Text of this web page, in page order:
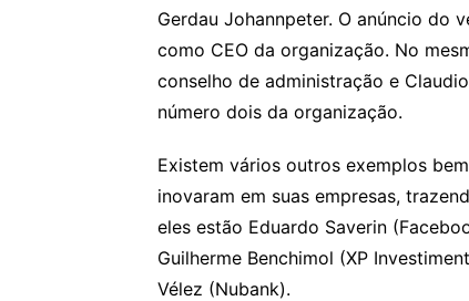
Gerdau Johannpeter. O anúncio do
como CEO da organização. No
conselho de administração e
número dois da organização.
Existem vários outros exemplos
inovaram em suas empresas,
eles estão Eduardo Saverin
Guilherme Benchimol (XP
Vélez (Nubank).